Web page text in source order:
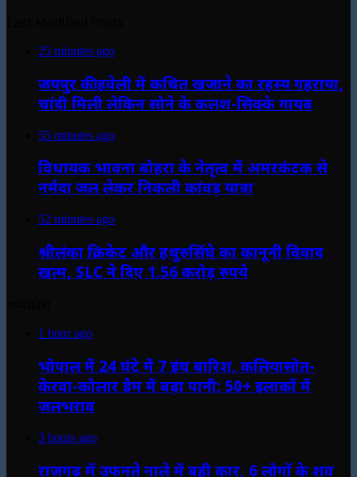
25 minutes ago
जयपुर की हवेली में कथित खजाने का रहस्य गहराया,
चांदी मिली लेकिन सोने के कलश-सिक्के गायब
55 minutes ago
विधायक भावना बोहरा के नेतृत्व में अमरकंटक से
नर्मदा जल लेकर निकली कांवड़ यात्रा
52 minutes ago
श्रीलंका क्रिकेट और हथुरुसिंघे का कानूनी विवाद
खत्म, SLC ने दिए 1.56 करोड़ रुपये
1 hour ago
भोपाल में 24 घंटे में 7 इंच बारिश, कलियासोत-
केरवा-कोलार डैम में बढ़ा पानी; 50+ इलाकों में
जलभराव
3 hours ago
राजगढ़ में उफनते नाले में बही कार, 6 लोगों के शव